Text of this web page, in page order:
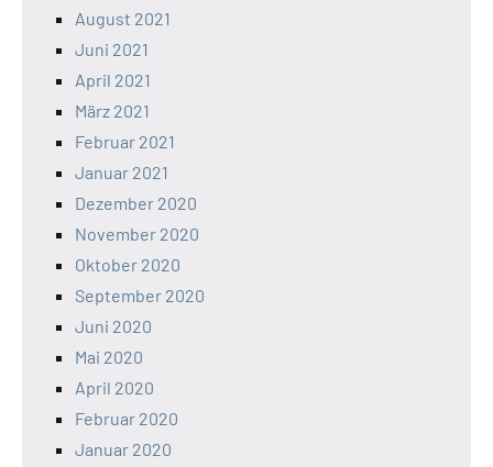
August 2021
Juni 2021
April 2021
März 2021
Februar 2021
Januar 2021
Dezember 2020
November 2020
Oktober 2020
September 2020
Juni 2020
Mai 2020
April 2020
Februar 2020
Januar 2020